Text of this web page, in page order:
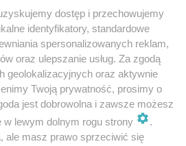
USD. Thomas
cesarski
dostęp i przechowujemy
identyfikatory, standardowe
spersonalizowanych reklam,
oraz ulepszanie usług. Za zgodą
geolokalizacyjnych oraz aktywnie
Twoją prywatność, prosimy o
jest dobrowolna i zawsze możesz
lewym dolnym rogu strony
.
ale masz prawo sprzeciwić się